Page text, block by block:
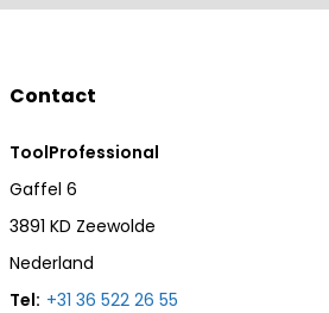
Contact
ToolProfessional
Gaffel 6
3891 KD Zeewolde
Nederland
Tel: +31 36 522 26 55